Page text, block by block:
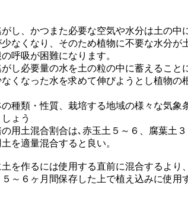
し、かつまた必要な空気や水分は土の中
なくなり、そのため植物に不要な水分が
呼吸が困難になります。
し必要量の水を土の粒の中に蓄えること
くなった水を求めて伸びようとし植物の
種類・性質、栽培する地域の様々な気象
ょう
用土混合割合は､赤玉土５～６、腐葉土
を適量混合すると良い。
を作るには使用する直前に混合するより
～６ヶ月間保存した上で植え込みに使用